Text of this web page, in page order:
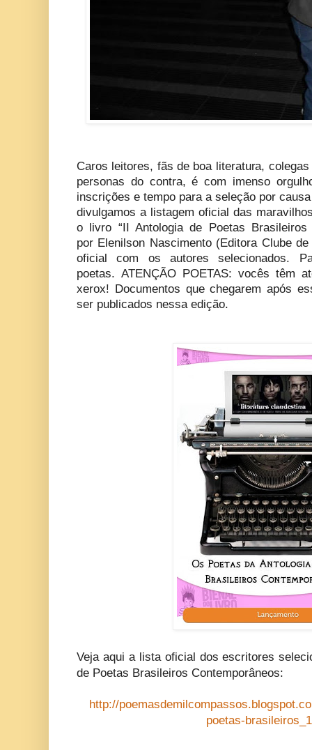
Caros leitores, fãs de boa literatura,
personas do contra, é com imenso
inscrições e tempo para a seleção por
divulgamos a listagem oficial das
o livro “II Antologia de Poetas Brasileiros
por Elenilson Nascimento (Editora Clube
oficial com os autores selecionados.
poetas. ATENÇÃO POETAS: vocês têm
xerox! Documentos que chegarem após
ser publicados nessa edição.
Veja aqui a lista oficial dos escritores
de Poetas Brasileiros Contemporâneos:
http://
poetas-